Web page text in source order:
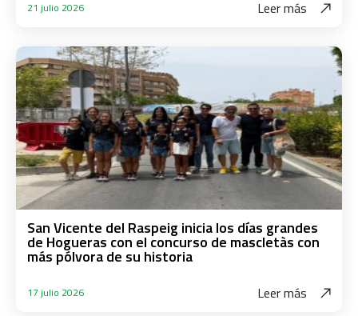
21 julio 2026 Leer más
San Vicente del Raspeig inicia los días grandes
de Hogueras con el concurso de mascletàs con
más pólvora de su historia
17 julio 2026 Leer más